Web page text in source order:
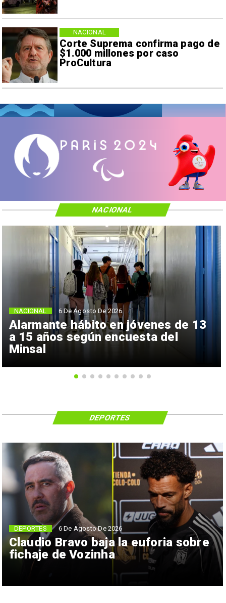
Corte Suprema confirma pago de
$1.000 millones por caso
ProCultura
NACIONAL
Alarmante hábito en jóvenes de 13
a 15 años según encuesta del
Minsal
NACIONAL 6 De Agosto De 2026
NACIONAL
Claudio Bravo baja la euforia sobre
fichaje de Vozinha
DEPORTES 6 De Agosto De 2026
DEPORTES